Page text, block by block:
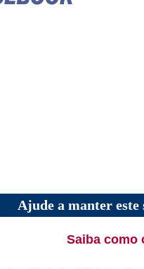
Ajude a manter
Saiba como